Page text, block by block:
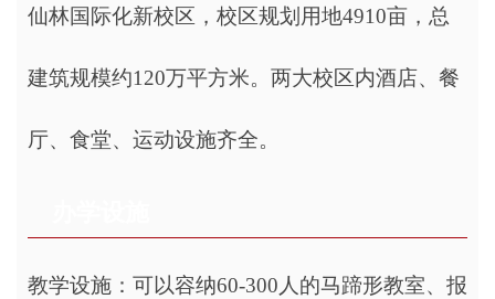
仙林国际化新校区，校区规划用地4910亩，总
建筑规模约120万平方米。两大校区内酒店、餐
厅、食堂、运动设施齐全。
教学设施：可以容纳60-300人的马蹄形教室、报